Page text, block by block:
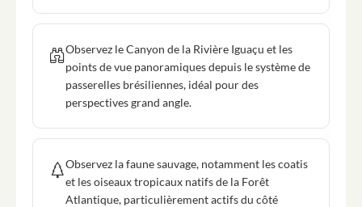
Observez le Canyon de la Rivière Iguaçu et les
points de vue panoramiques depuis le système de
passerelles brésiliennes, idéal pour des
perspectives grand angle.
Observez la faune sauvage, notamment les coatis
et les oiseaux tropicaux natifs de la Forêt
Atlantique, particulièrement actifs du côté